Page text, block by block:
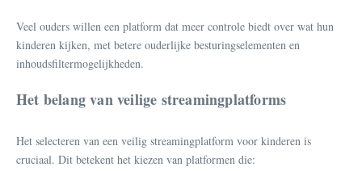
Veel ouders willen een platform dat meer controle biedt over wat hun
kinderen kijken, met betere ouderlijke besturingselementen en
inhoudsfiltermogelijkheden.
Het belang van veilige streamingplatforms
Het selecteren van een veilig streamingplatform voor kinderen is
cruciaal. Dit betekent het kiezen van platformen die: